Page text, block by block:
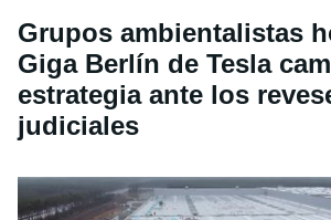
Grupos ambientalistas
Giga Berlín de Tesla
estrategia ante los
judiciales